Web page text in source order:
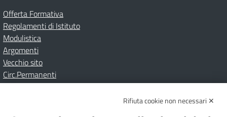
Offerta Formativa
Regolamenti di Istituto
Modulistica
Argomenti
Vecchio sito
Circ.Permanenti
Albo onlinePrivacy Policy
Rifiuta cookie non necessari ✕